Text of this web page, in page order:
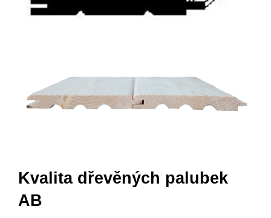
Kvalita dřevěných palubek
AB